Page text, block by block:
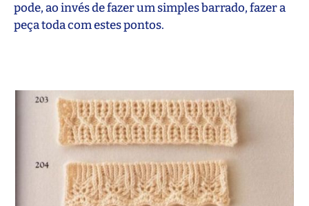
pode, ao invés de fazer um simples barrado, fazer a
peça toda com estes pontos.